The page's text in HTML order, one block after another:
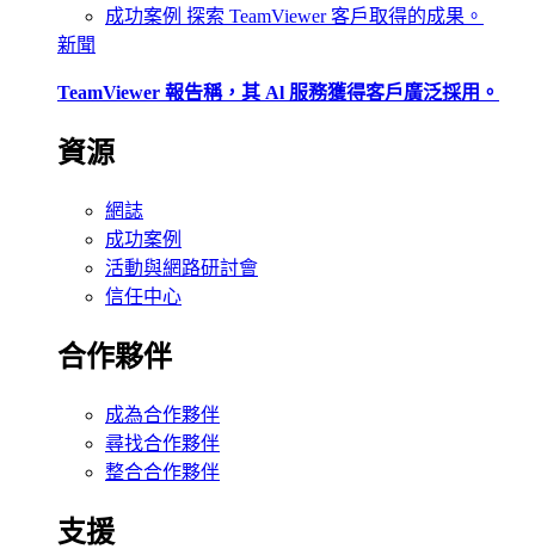
成功案例 探索 TeamViewer 客戶取得的成果。
新聞
TeamViewer 報告稱，其 Al 服務獲得客戶廣泛採用。
資源
網誌
成功案例
活動與網路研討會
信任中心
合作夥伴
成為合作夥伴
尋找合作夥伴
整合合作夥伴
支援